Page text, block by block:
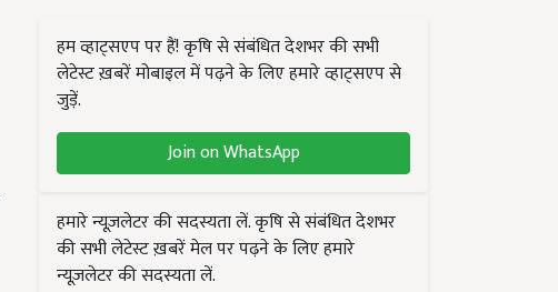
हम व्हाट्सएप पर हैं! कृषि से संबंधित देशभर की सभी
लेटेस्ट ख़बरें मोबाइल में पढ़ने के लिए हमारे व्हाट्सएप से
जुड़ें.
Join on WhatsApp
हमारे न्यूज़लेटर की सदस्यता लें. कृषि से संबंधित देशभर
की सभी लेटेस्ट ख़बरें मेल पर पढ़ने के लिए हमारे
न्यूज़लेटर की सदस्यता लें.